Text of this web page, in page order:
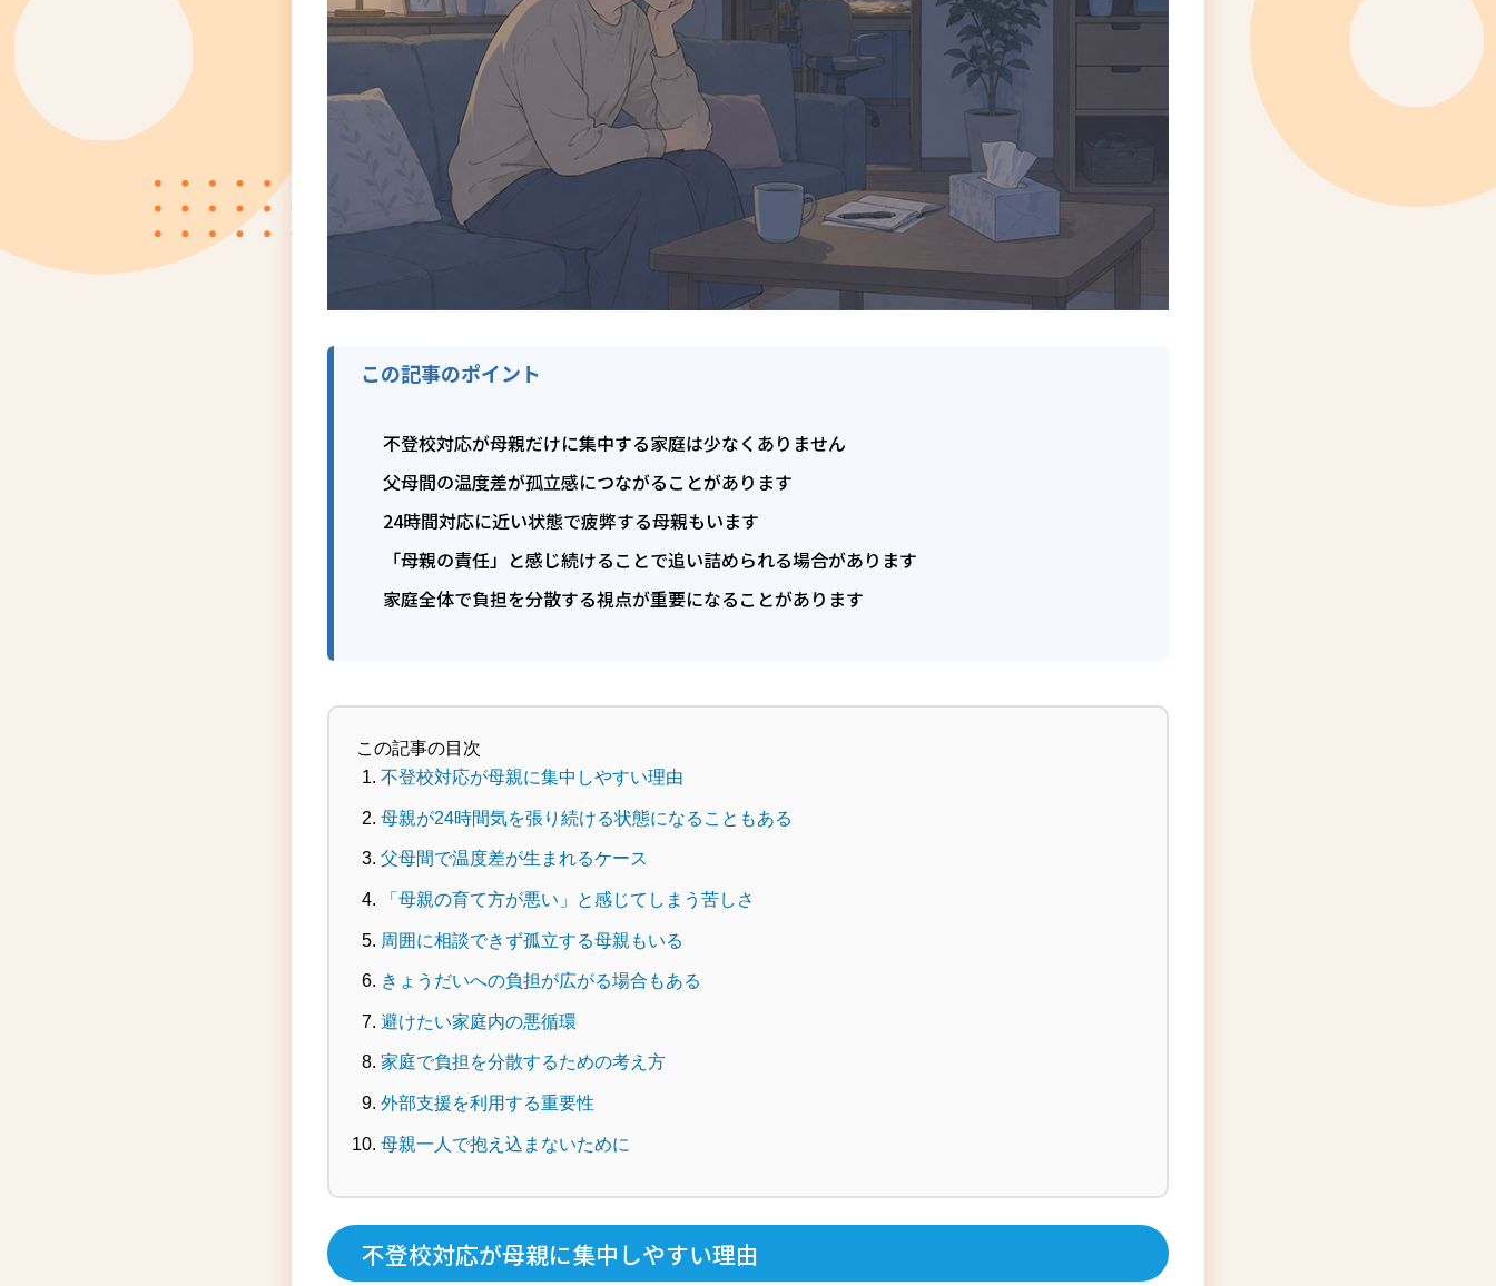
この記事のポイント
不登校対応が母親だけに集中する家庭は少なくありません
父母間の温度差が孤立感につながることがあります
24時間対応に近い状態で疲弊する母親もいます
「母親の責任」と感じ続けることで追い詰められる場合があります
家庭全体で負担を分散する視点が重要になることがあります
この記事の目次
不登校対応が母親に集中しやすい理由
母親が24時間気を張り続ける状態になることもある
父母間で温度差が生まれるケース
「母親の育て方が悪い」と感じてしまう苦しさ
周囲に相談できず孤立する母親もいる
きょうだいへの負担が広がる場合もある
避けたい家庭内の悪循環
家庭で負担を分散するための考え方
外部支援を利用する重要性
母親一人で抱え込まないために
不登校対応が母親に集中しやすい理由